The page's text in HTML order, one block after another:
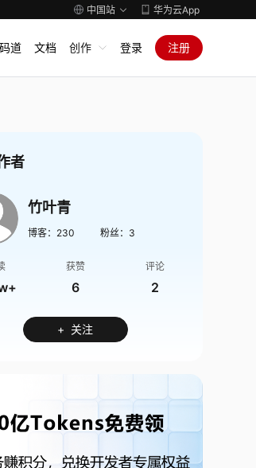
中国站 华为云App
道 文档 创作 登录 注册
者
竹叶青
博客： 230 粉丝： 3
获赞
6
评论
2
+ 关注